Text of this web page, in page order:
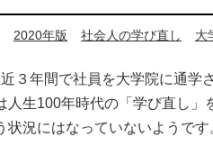
2020年版 社会人の学び直し 大
３年間で社員を大学院に通学
生100年時代の「学び直し」
況にはなっていないようです